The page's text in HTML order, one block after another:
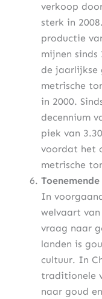
verkoop
sterk in
productie
mijnen sinds
de jaarlijkse
metrische
in 2000.
decennium
piek van
voordat het
metrische
In
welvaart
vraag naar
landen is
cultuur. In
traditionele
naar goud